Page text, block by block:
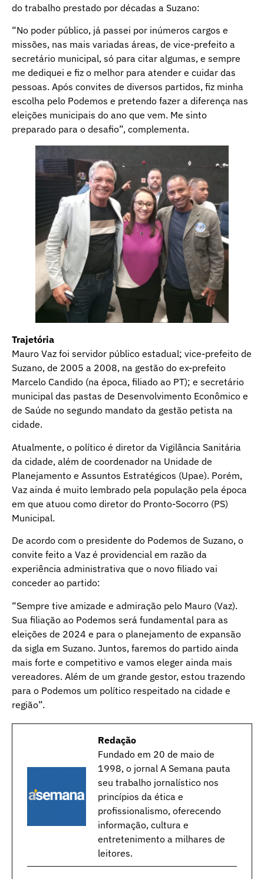
do trabalho prestado por décadas a Suzano:
“No poder público, já passei por inúmeros cargos e
missões, nas mais variadas áreas, de vice-prefeito a
secretário municipal, só para citar algumas, e sempre
me dediquei e fiz o melhor para atender e cuidar das
pessoas. Após convites de diversos partidos, fiz minha
escolha pelo Podemos e pretendo fazer a diferença nas
eleições municipais do ano que vem. Me sinto
preparado para o desafio”, complementa.
Trajetória
Mauro Vaz foi servidor público estadual; vice-prefeito de
Suzano, de 2005 a 2008, na gestão do ex-prefeito
Marcelo Candido (na época, filiado ao PT); e secretário
municipal das pastas de Desenvolvimento Econômico e
de Saúde no segundo mandato da gestão petista na
cidade.
Atualmente, o político é diretor da Vigilância Sanitária
da cidade, além de coordenador na Unidade de
Planejamento e Assuntos Estratégicos (Upae). Porém,
Vaz ainda é muito lembrado pela população pela época
em que atuou como diretor do Pronto-Socorro (PS)
Municipal.
De acordo com o presidente do Podemos de Suzano, o
convite feito a Vaz é providencial em razão da
experiência administrativa que o novo filiado vai
conceder ao partido:
“Sempre tive amizade e admiração pelo Mauro (Vaz).
Sua filiação ao Podemos será fundamental para as
eleições de 2024 e para o planejamento de expansão
da sigla em Suzano. Juntos, faremos do partido ainda
mais forte e competitivo e vamos eleger ainda mais
vereadores. Além de um grande gestor, estou trazendo
para o Podemos um político respeitado na cidade e
região”.
Redação
Fundado em 20 de maio de
1998, o jornal A Semana pauta
seu trabalho jornalístico nos
princípios da ética e
profissionalismo, oferecendo
informação, cultura e
entretenimento a milhares de
leitores.